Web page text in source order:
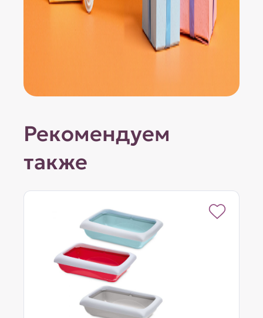
Рекомендуем
также